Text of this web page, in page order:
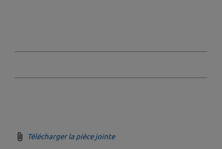
Télécharger la pièce jointe